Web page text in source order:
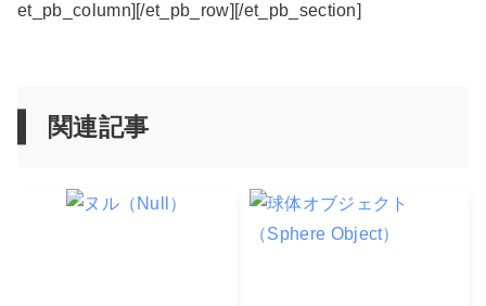
et_pb_column][/et_pb_row][/et_pb_section]
関連記事